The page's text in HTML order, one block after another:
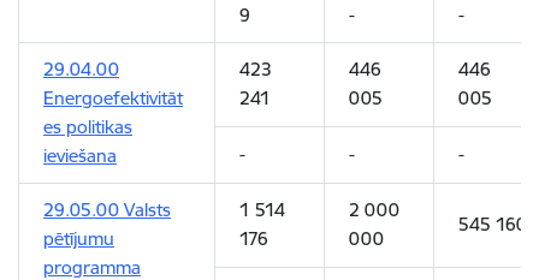
9 - -
29.04.00
Energoefektivitāt
es politikas
ieviešana
423
241
446
005
446
005
- - -
29.05.00 Valsts
pētījumu
programma
1 514
176
2 000
000
545 160